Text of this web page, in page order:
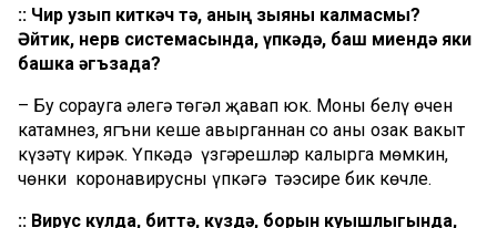
:: Чир узып киткәч тә, аның зыяны калмасмы?
Әйтик, нерв системасында, үпкәдә, баш миендә яки
башка әгъзада?
– Бу сорауга әлегә төгәл җавап юк. Моны белү өчен
катамнез, ягъни кеше авырганнан соң аны озак вакыт
күзәтү кирәк. Үпкәдә үзгәрешләр калырга мөмкин,
чөнки коронавирусның үпкәгә тәэсире бик көчле.
:: Вирус кулда, биттә, күздә, борын куышлыгында,